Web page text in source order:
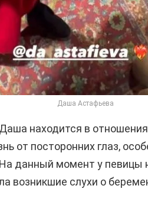
Даша Астафьева
находится в
от посторонних глаз,
данный момент у певицы
возникшие слухи о